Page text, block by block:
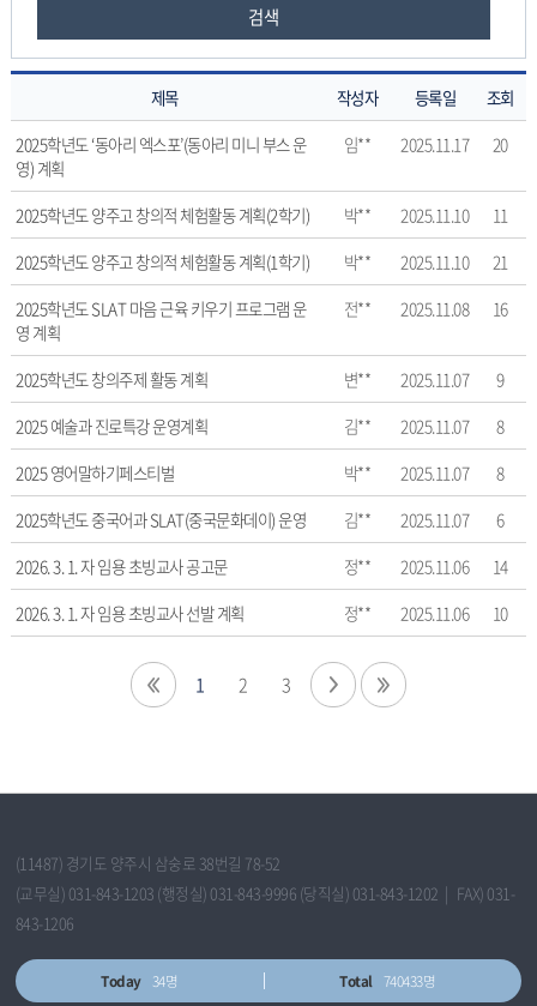
검색
관
련
자
료
의
게
시
물
번
호,
제
목,
작
성
자,
등
록
일,
조
회
인
있
습
니
제목 작성자 등록일
조회
2025학년도 ‘동아리 엑스포’(동아리 미니 부스 운
영) 계획
임** 2025.11.17 20
2025학년도 양주고 창의적 체험활동 계획(2학기) 박** 2025.11.10
11
2025학년도 양주고 창의적 체험활동 계획(1학기)
박** 2025.11.10
21
2025학년도 SLAT 마음 근육 키우기 프로그램 운
영 계획
전** 2025.11.08 16
2025학년도 창의주제 활동 계획 변** 2025.11.07
9
2025 예술과 진로특강 운영계획
김** 2025.11.07
8
2025 영어말하기페스티벌
박** 2025.11.07
8
2025학년도 중국어과 SLAT(중국문화데이) 운영
김** 2025.11.07
6
2026. 3. 1. 자 임용 초빙교사 공고문
정** 2025.11.06
14
2026. 3. 1. 자 임용 초빙교사 선발 계획
정** 2025.11.06 10
1 2 3
(11487) 경기도 양주시 삼숭로 38번길 78-52
(교무실) 031-843-1203 (행정실) 031-843-9996 (당직실) 031-843-1202 | FAX) 031-
843-1206
Today 34명 Total 740433명